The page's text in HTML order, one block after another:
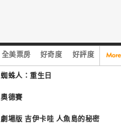
全美票房 好奇度 好評度
蜘蛛人：重生日
奧德賽
劇場版 吉伊卡哇 人魚島的秘密